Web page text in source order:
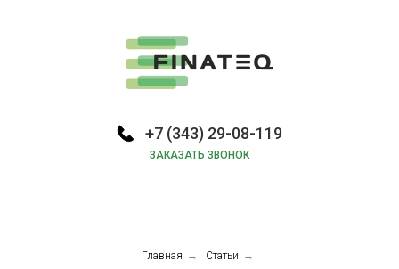
+7 (343) 29-08-119
ЗАКАЗАТЬ ЗВОНОК
Главная → Статьи →